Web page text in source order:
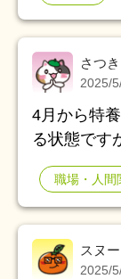
さつき
2025/
4月から特
る状態です
めました
惑をかけ
で職場に伝える気はありませ
施設自体人手不足で大変
かです。施
職場・人間
スヌ
2025/